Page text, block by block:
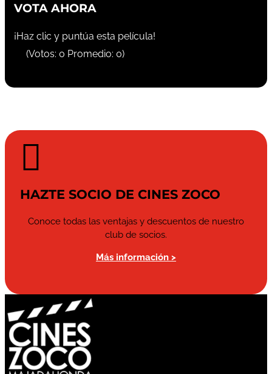
VOTA AHORA
¡Haz clic y puntúa esta película!
(Votos: 0 Promedio: 0)

HAZTE SOCIO DE CINES ZOCO
Conoce todas las ventajas y descuentos de nuestro
club de socios.
Más información >